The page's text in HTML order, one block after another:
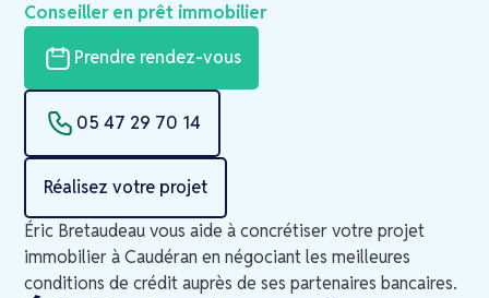
Conseiller en prêt immobilier
Prendre rendez-vous
05 47 29 70 14
Réalisez votre projet
Éric Bretaudeau vous aide à concrétiser votre projet
immobilier à Caudéran en négociant les meilleures
conditions de crédit auprès de ses partenaires bancaires.